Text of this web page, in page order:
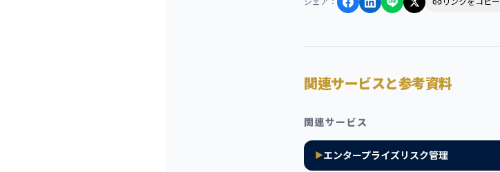
関連サービスと参考資料
関連サービス
▶エンタープライズリスク管理